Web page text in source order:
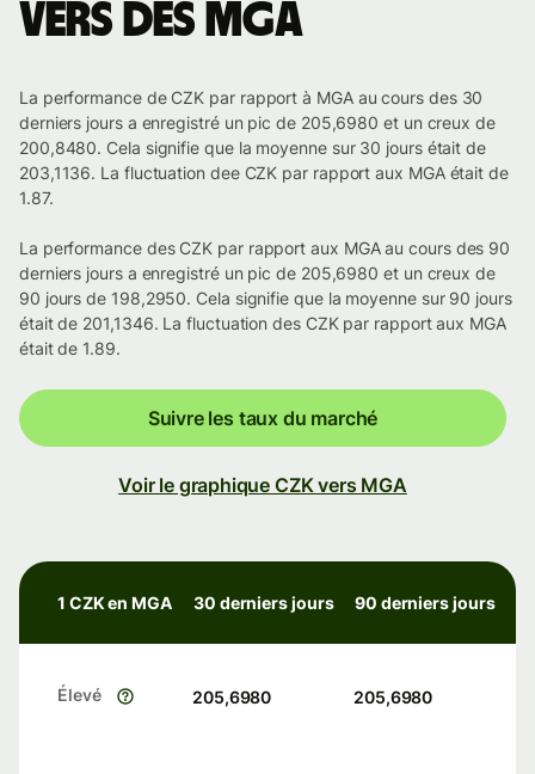
vers des MGA
La performance de CZK par rapport à MGA au cours des 30
derniers jours a enregistré un pic de 205,6980 et un creux de
200,8480. Cela signifie que la moyenne sur 30 jours était de
203,1136. La fluctuation dee CZK par rapport aux MGA était de
1.87.
La performance des CZK par rapport aux MGA au cours des 90
derniers jours a enregistré un pic de 205,6980 et un creux de
90 jours de 198,2950. Cela signifie que la moyenne sur 90 jours
était de 201,1346. La fluctuation des CZK par rapport aux MGA
était de 1.89.
Suivre les taux du marché
Voir le graphique CZK vers MGA
1 CZK en MGA 30 derniers jours 90 derniers jours
Élevé 205,6980 205,6980